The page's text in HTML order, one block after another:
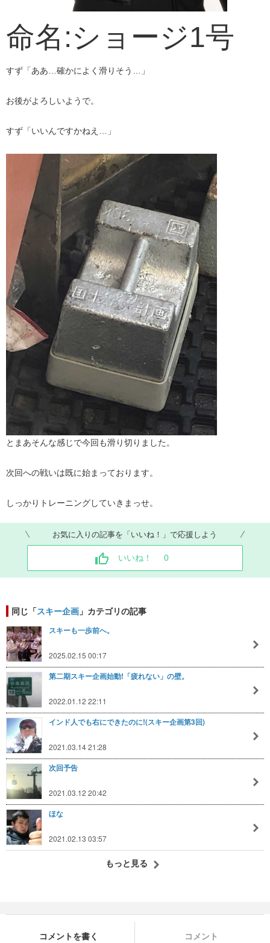
​​命名:ショージ1号​​
すず「ああ…確かによく滑りそう…」​
お後がよろしいようで。
すず「いいんですかねえ…」
とまあそんな感じで今回も滑り切りました。
次回への戦いは既に始まっております。
しっかりトレーニングしていきまっせ。​
お気に入りの記事を「いいね！」で応援しよう
いいね！ 0
同じ「スキー企画 」カテゴリの記事
スキーも一歩前へ。
2025.02.15 00:17
第二期スキー企画始動!「疲れない」の壁。
2022.01.12 22:11
インド人でも右にできたのに!(スキー企画第3回)
2021.03.14 21:28
次回予告
2021.03.12 20:42
ほな
2021.02.13 03:57
もっと見る
コメントを書く コメント